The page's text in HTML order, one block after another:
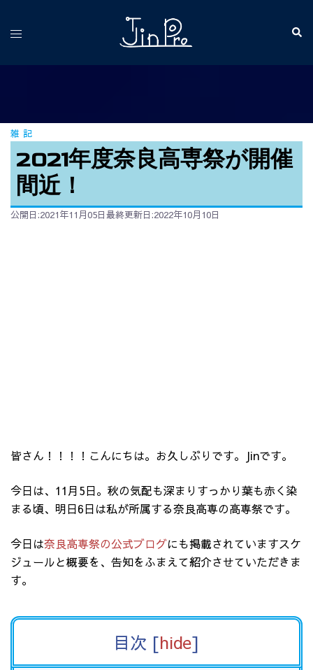
ト
ュ
ー
検
索
雑記
2021年度奈良高専祭が開催
間近！
公開日:2021年11月05日最終更新日:2022年10月10日
皆さん！！！！こんにちは。お久しぶりです。Jinです。
今日は、11月5日。秋の気配も深まりすっかり葉も赤く染
まる頃、明日6日は私が所属する奈良高専の高専祭です。
今日は奈良高専祭の公式ブログにも掲載されていますスケ
ジュールと概要を、告知をふまえて紹介させていただきま
す。
目次 [hide]